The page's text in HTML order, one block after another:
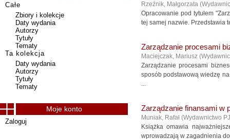
Rzeźnik, Małgorzata (
Opracowanie pod tytułem
tej samej nazwie. Przedstawia
Zarządzanie procesami
Maciejczak, Mariusz (
Zarządzanie procesami
sposób podstawową wiedzę
...
Zarządzanie finansami w
Muniak, Rafał (Wydawnictwo
Książka omawia
wprowadzają w zagadnienia
Całe
Zbiory i kolekcje
Daty wydania
Autorzy
Tytuły
Tematy
Ta kolekcja
Daty wydania
Autorzy
Tytuły
Tematy
Moje konto
Zaloguj